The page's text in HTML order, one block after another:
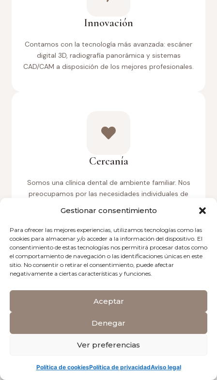
Gestionar consentimiento
Para ofrecer las mejores experiencias, utilizamos tecnologías como las
cookies para almacenar y/o acceder a la información del dispositivo. El
consentimiento de estas tecnologías nos permitirá procesar datos como
el comportamiento de navegación o las identificaciones únicas en este
sitio. No consentir o retirar el consentimiento, puede afectar
negativamente a ciertas características y funciones.
Aceptar
Denegar
Ver preferencias
Política de cookiesPolítica de privacidadAviso legal
Innovación
Contamos con la tecnología más avanzada: escáner
digital 3D, radiografía panorámica y sistemas
CAD/CAM a disposición de los mejores profesionales.
Cercanía
Somos una clínica dental de ambiente familiar. Nos
preocupamos por las necesidades individuales de
Experiencia
En nuestra clínica en Madrid, Las Tablas, tenemos una
extensa trayectoria de más de una década en el
campo de la odontología avanzada y salud bucal.